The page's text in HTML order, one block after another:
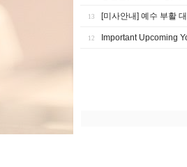
13 [미사안내] 예수 부활
12 Important Upcoming